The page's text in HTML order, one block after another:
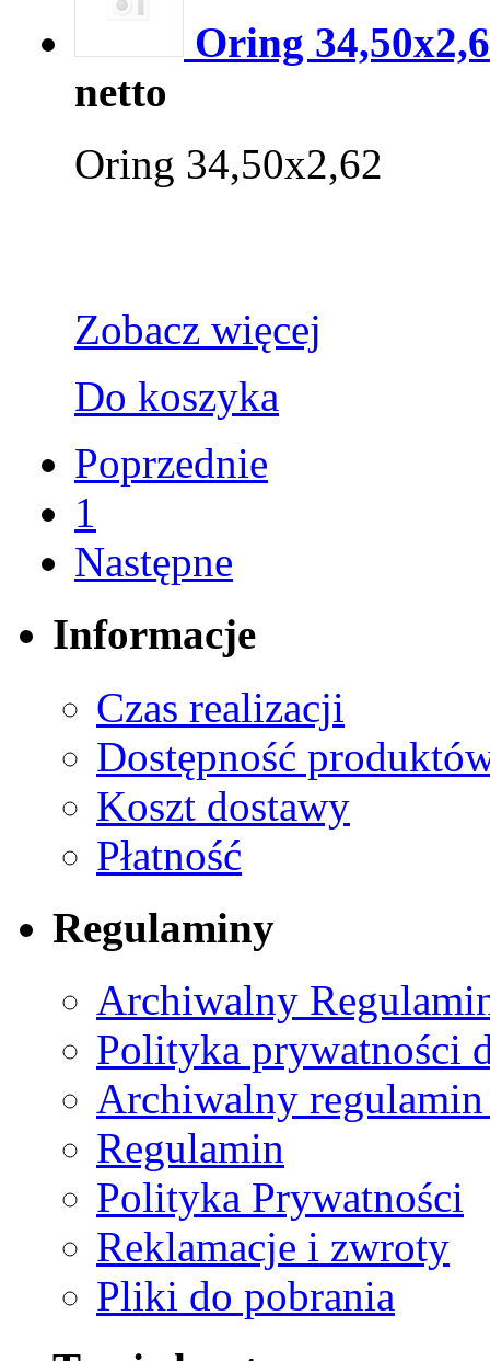
Oring
netto
Oring 34,50x2,62
Zobacz więcej
Do koszyka
Poprzednie
1
Następne
Informacje
Czas realizacji
Dostępność
Koszt dostawy
Płatność
Regulaminy
Archiwalny
Polityka prywatności
Archiwalny
Regulamin
Polityka Prywatności
Reklamacje i zwroty
Pliki do pobrania